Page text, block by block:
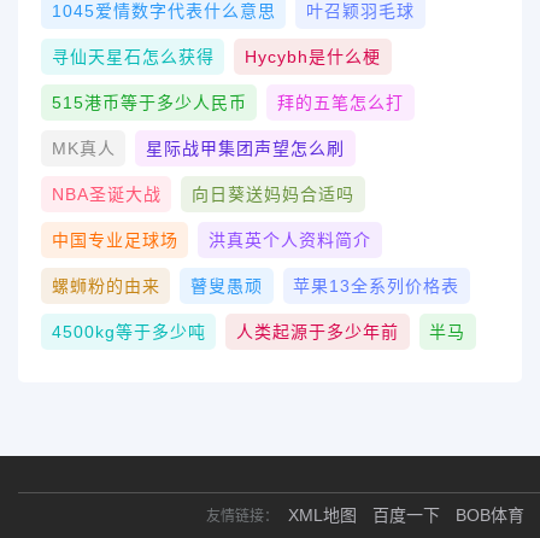
1045爱情数字代表什么意思 叶召颖羽毛球
寻仙天星石怎么获得 Hycybh是什么梗
515港币等于多少人民币 拜的五笔怎么打
MK真人 星际战甲集团声望怎么刷
NBA圣诞大战 向日葵送妈妈合适吗
中国专业足球场 洪真英个人资料简介
螺蛳粉的由来 瞽叟愚顽 苹果13全系列价格表
4500kg等于多少吨 人类起源于多少年前 半马
友情链接： XML地图 百度一下 BOB体育